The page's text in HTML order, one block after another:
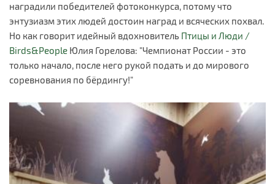
наградили победителей фотоконкурса, потому что
энтузиазм этих людей достоин наград и всяческих похвал.
Но как говорит идейный вдохновитель Птицы и Люди /
Birds&People Юлия Горелова: "Чемпионат России - это
только начало, после него рукой подать и до мирового
соревнования по бёрдингу!"